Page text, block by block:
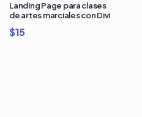
Landing Page para clases
de artes marciales con Divi
$15